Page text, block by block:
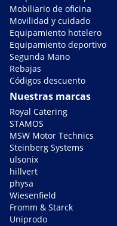
Mobiliario de oficina
Movilidad y cuidado
Equipamiento hotelero
Equipamiento deportivo
Segunda Mano
Rebajas
Códigos descuento
Nuestras marcas
Royal Catering
STAMOS
MSW Motor Technics
Steinberg Systems
ulsonix
hillvert
physa
Wiesenfield
Fromm & Starck
Uniprodo